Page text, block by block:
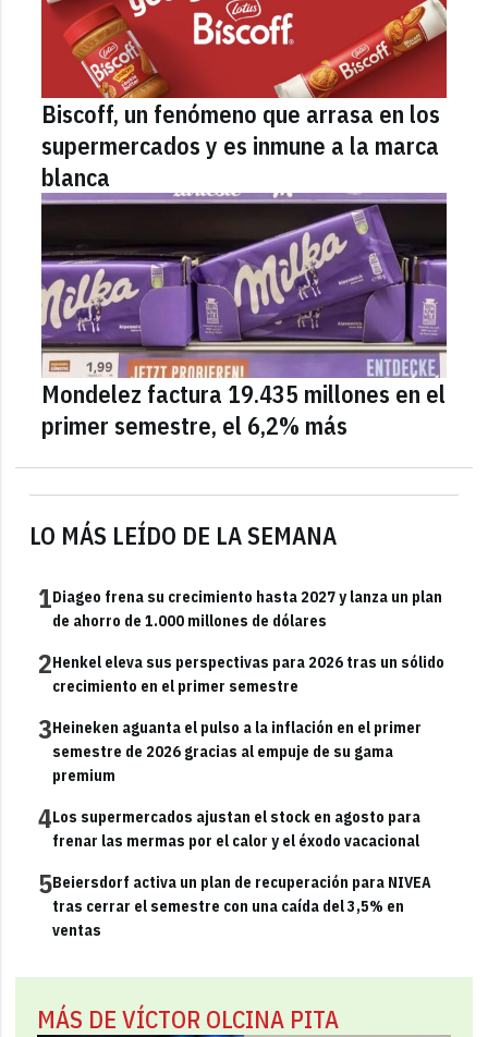
LO MÁS LEÍDO DE LA SEMANA
1Diageo frena su crecimiento hasta 2027 y lanza un plan
de ahorro de 1.000 millones de dólares
2Henkel eleva sus perspectivas para 2026 tras un sólido
crecimiento en el primer semestre
3Heineken aguanta el pulso a la inflación en el primer
semestre de 2026 gracias al empuje de su gama
premium
4Los supermercados ajustan el stock en agosto para
frenar las mermas por el calor y el éxodo vacacional
5Beiersdorf activa un plan de recuperación para NIVEA
tras cerrar el semestre con una caída del 3,5% en
ventas
MÁS DE VÍCTOR OLCINA PITA
Biscoff, un fenómeno que arrasa en los
supermercados y es inmune a la marca
blanca
Mondelez factura 19.435 millones en el
primer semestre, el 6,2% más